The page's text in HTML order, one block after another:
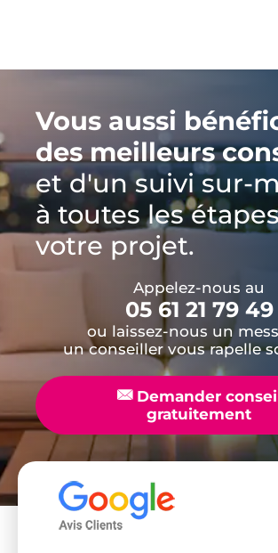
Vous aussi
des meilleurs
et d'un suivi sur-
à toutes les
votre projet.
Appelez-nous au
05 61 21 79 49
ou laissez-nous un
un conseiller vous rapelle
📧Demander
gratuitement